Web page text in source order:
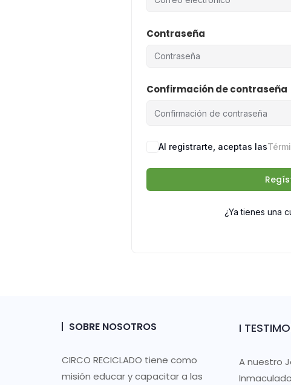
Contraseña
Confirmación de contraseña
Al registrarte, aceptas las
¿Ya tienes una
SOBRE NOSOTROS
CIRCO RECICLADO tiene como
misión educar y capacitar a las
I
A nuestro